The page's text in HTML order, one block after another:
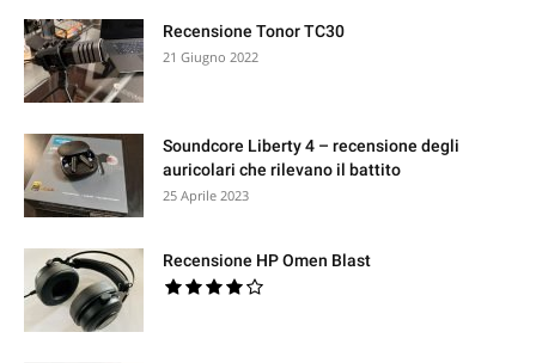
Recensione Tonor TC30
21 Giugno 2022
Soundcore Liberty 4 – recensione degli
auricolari che rilevano il battito
25 Aprile 2023
Recensione HP Omen Blast